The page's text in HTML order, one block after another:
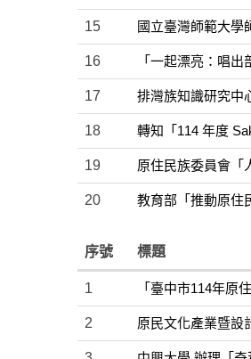
15 國立臺灣師範大學
16 「一起漂亮：唱出
17 排灣族知識研究中
18 轉知「114 年度
19 原住民族委員會「
20 教育部「推動原住
序號 標題
1 「臺中市114年原
2 原民文化產業暨設